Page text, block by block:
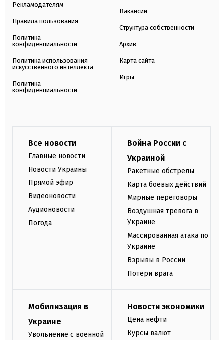
Рекламодателям
Правила пользования
Политика
конфиденциальности
Политика использования
искусственного интеллекта
Политика
конфиденциальности
Вакансии
Структура собственности
Архив
Карта сайта
Игры
Все новости
Главные новости
Новости Украины
Прямой эфир
Видеоновости
Аудионовости
Погода
Война России с
Украиной
Ракетные обстрелы
Карта боевых действий
Мирные переговоры
Воздушная тревога в
Украине
Массированная атака по
Украине
Взрывы в России
Потери врага
Мобилизация в
Украине
Увольнение с военной
Новости экономики
Цена нефти
Курсы валют